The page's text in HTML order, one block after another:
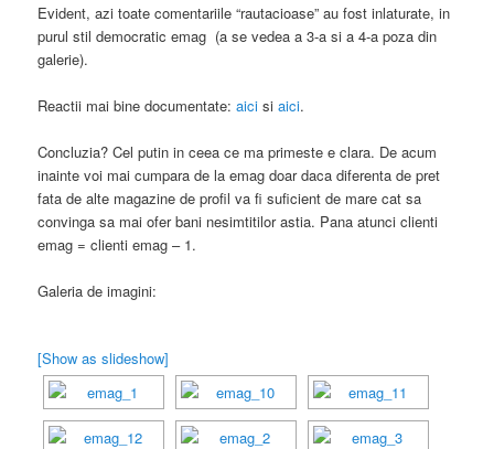
Evident, azi toate comentariile “rautacioase” au fost inlaturate, in
purul stil democratic emag (a se vedea a 3-a si a 4-a poza din
galerie).
Reactii mai bine documentate:aici siaici.
Concluzia? Cel putin in ceea ce ma primeste e clara. De acum
inainte voi mai cumpara de la emag doar daca diferenta de pret
fata de alte magazine de profil va fi suficient de mare cat sa
convinga sa mai ofer bani nesimtitilor astia. Pana atunci clienti
emag = clienti emag – 1.
Galeria de imagini:
[Show as slideshow]